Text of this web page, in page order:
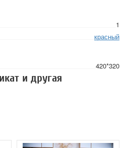
1
красный
420*320
и другая